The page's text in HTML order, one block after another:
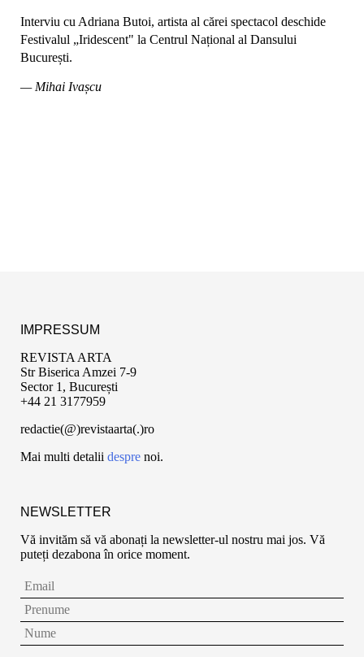
Interviu cu Adriana Butoi, artista al cărei spectacol deschide
Festivalul „Iridescent" la Centrul Național al Dansului
București.
— Mihai Ivașcu
IMPRESSUM
REVISTA ARTA
Str Biserica Amzei 7-9
Sector 1, București
+44 21 3177959
redactie(@)revistaarta(.)ro
Mai multi detalii despre noi.
NEWSLETTER
Vă invităm să vă abonați la newsletter-ul nostru mai jos. Vă
puteți dezabona în orice moment.